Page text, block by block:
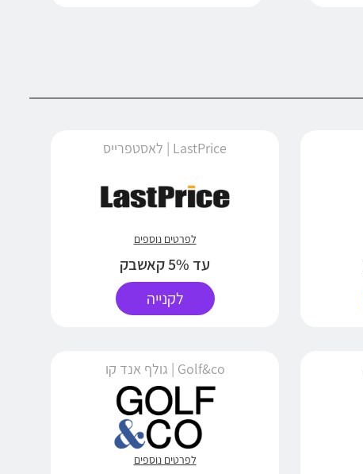
LastPrice | לאסטפרייס
לפרטים נוספים
עד 5% קאשבק
לקנייה
Golf&co | גולף אנד קו
לפרטים נוספים